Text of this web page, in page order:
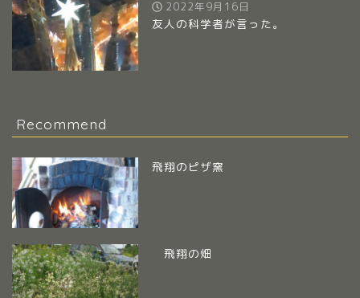
2022年9月16日
友人の科学者が言った。
Recommend
飛翔のピザ窯
飛翔の畑